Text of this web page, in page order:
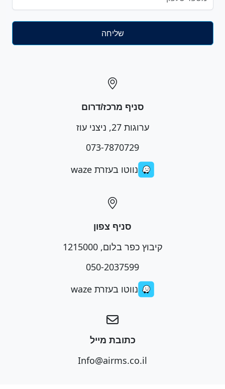
סניף מרכז/דרום
ערוגות 27, ניצני עוז
073-7870729
נווטו בעזרת waze
סניף צפון
קיבוץ כפר בלום, 1215000
050-2037599
נווטו בעזרת waze
כתובת מייל
Info@airms.co.il